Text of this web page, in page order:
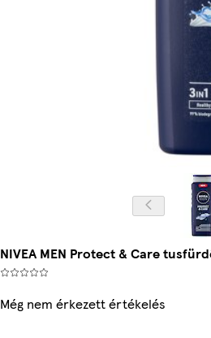
NIVEA MEN Protect & Care
Még nem érkezett értékelés